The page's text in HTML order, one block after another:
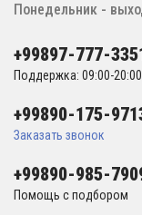
Понедельник -
+99897-777-
Поддержка: 09:00-20:00
+99890-175-
Заказать звонок
+99890-985-
Помощь с подбором